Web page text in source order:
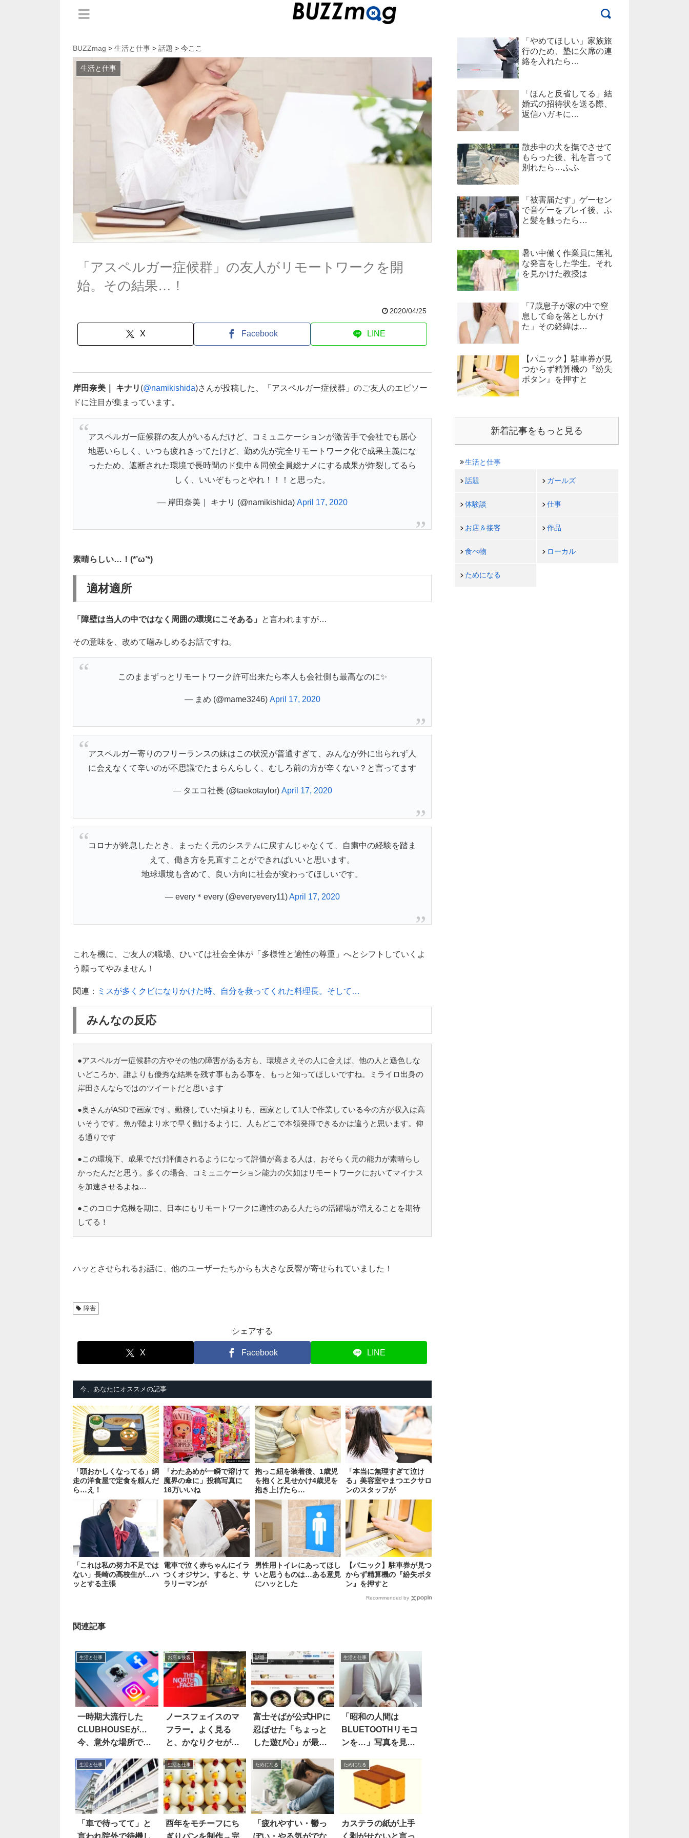
BUZZmag > 生活と仕事 > 話題 > 今ここ
生活と仕事
「アスペルガー症候群」の友人がリモートワークを開
始。その結果…！
2020/04/25
X Facebook LINE
岸田奈美｜ キナリ (@namikishida)さんが投稿した、「アスペルガー症候群」のご友人のエピソー
ドに注目が集まっています。
アスペルガー症候群の友人がいるんだけど、コミュニケーションが激苦手で会社でも居心
地悪いらしく、いつも疲れきってたけど、勤め先が完全リモートワーク化で成果主義にな
ったため、遮断された環境で長時間のド集中＆同僚全員総ナメにする成果が炸裂してるら
しく、いいぞもっとやれ！！！と思った。
— 岸田奈美｜ キナリ (@namikishida) April 17, 2020
素晴らしい…！(*’ω’*)
適材適所
「障壁は当人の中ではなく周囲の環境にこそある」 と言われますが…
その意味を、改めて噛みしめるお話ですね。
このままずっとリモートワーク許可出来たら本人も会社側も最高なのに✨
— まめ (@mame3246) April 17, 2020
アスペルガー寄りのフリーランスの妹はこの状況が普通すぎて、みんなが外に出られず人
に会えなくて辛いのが不思議でたまらんらしく、むしろ前の方が辛くない？と言ってます
— タエコ社長 (@taekotaylor) April 17, 2020
コロナが終息したとき、まったく元のシステムに戻すんじゃなくて、自粛中の経験を踏ま
えて、働き方を見直すことができればいいと思います。
地球環境も含めて、良い方向に社会が変わってほしいです。
— every＊every (@everyevery11)April 17, 2020
これを機に、ご友人の職場、ひいては社会全体が「多様性と適性の尊重」へとシフトしていくよ
う願ってやみません！
関連： ミスが多くクビになりかけた時、自分を救ってくれた料理長。そして…
みんなの反応
●アスペルガー症候群の方やその他の障害がある方も、環境さえその人に合えば、他の人と遜色しな
いどころか、誰よりも優秀な結果を残す事もある事を、もっと知ってほしいですね。ミライロ出身の
岸田さんならではのツイートだと思います
●奥さんがASDで画家です。勤務していた頃よりも、画家として1人で作業している今の方が収入は高
いそうです。魚が陸より水で早く動けるように、人もどこで本領発揮できるかは違うと思います。仰
る通りです
●この環境下、成果でだけ評価されるようになって評価が高まる人は、おそらく元の能力が素晴らし
かったんだと思う。多くの場合、コミュニケーション能力の欠如はリモートワークにおいてマイナス
を加速させるよね…
●このコロナ危機を期に、日本にもリモートワークに適性のある人たちの活躍場が増えることを期待
してる！
ハッとさせられるお話に、他のユーザーたちからも大きな反響が寄せられていました！
障害
シェアする
X Facebook LINE
今、あなたにオススメの記事
「頭おかしくなってる」網
走の洋食屋で定食を頼んだ
ら…え！
「わたあめが一瞬で溶けて
魔界の傘に」投稿写真に
16万いいね
抱っこ紐を装着後、1歳児
を抱くと見せかけ4歳児を
抱き上げたら…
「本当に無理すぎて泣け
る」美容室やまつエクサロ
ンのスタッフが
「これは私の努力不足では
ない」長崎の高校生が…ハ
ッとする主張
電車で泣く赤ちゃんにイラ
つくオジサン。すると、サ
ラリーマンが
男性用トイレにあってほし
いと思うものは…ある意見
にハッとした
【パニック】駐車券が見つ
からず精算機の『紛失ボタ
ン』を押すと
Recommended by
関連記事
生活と仕事
一時期大流行した
CLUBHOUSEが…
今、意外な場所で重
お店＆接客
ノースフェイスのマ
フラー。よく見る
と、かなりクセが強
話題
富士そばが公式HPに
忍ばせた「ちょっと
した遊び心」が最高
生活と仕事
「昭和の人間は
BLUETOOTHリモコ
ンを…」写真を見て
生活と仕事
「車で待ってて」と
生活と仕事
酉年をモチーフにち
ためになる
「疲れやすい・鬱っ
ためになる
カステラの紙が上手
「やめてほしい」家族旅
行のため、塾に欠席の連
絡を入れたら…
「ほんと反省してる」結
婚式の招待状を送る際、
返信ハガキに…
散歩中の犬を撫でさせて
もらった後、礼を言って
別れたら…ふふ
「被害届だす」ゲーセン
で音ゲーをプレイ後、ふ
と髪を触ったら…
暑い中働く作業員に無礼
な発言をした学生。それ
を見かけた教授は
「7歳息子が家の中で窒
息して命を落としかけ
た」その経緯は…
【パニック】駐車券が見
つからず精算機の『紛失
ボタン』を押すと
新着記事をもっと見る
生活と仕事
話題 ガールズ
体験談 仕事
お店＆接客 作品
食べ物 ローカル
ためになる